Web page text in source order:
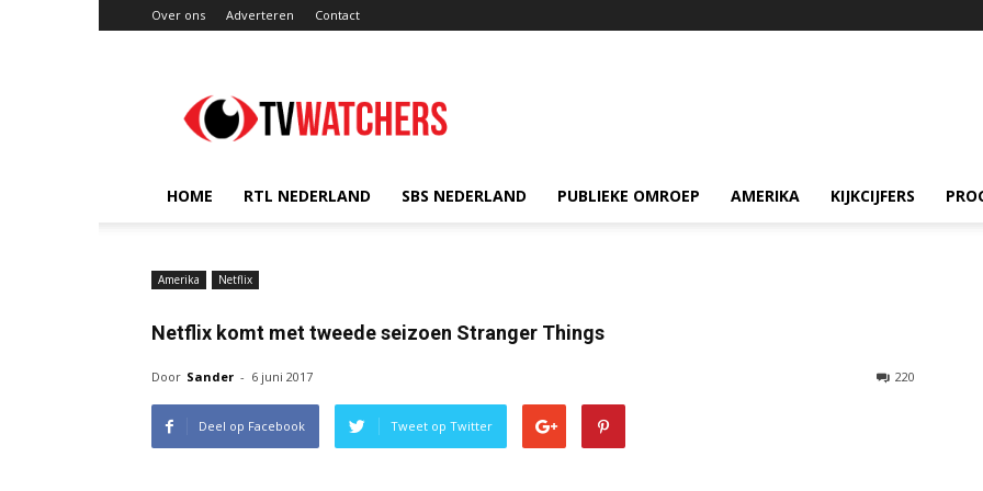
Over ons Adverteren Contact
HOME RTL NEDERLAND SBS NEDERLAND PUBLIEKE OMROEP AMERIKA KIJKCIJFERS
Amerika Netflix
Netflix komt met tweede seizoen Stranger Things
Door Sander - 6 juni 2017 220
Deel op Facebook Tweet op Twitter